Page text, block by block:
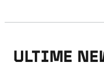
ULTIME